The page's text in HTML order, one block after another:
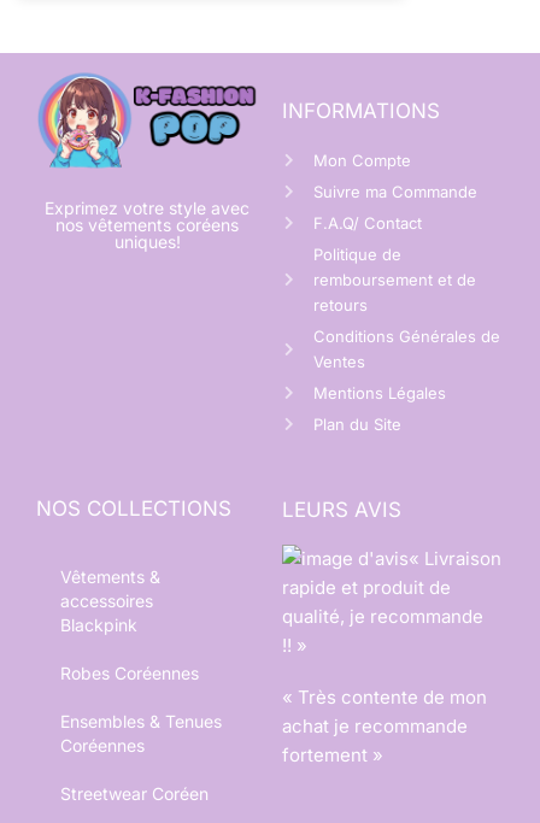
Exprimez votre style avec
nos vêtements coréens
uniques!
INFORMATIONS
Mon Compte
Suivre ma Commande
F.A.Q/ Contact
Politique de
remboursement et de
retours
Conditions Générales de
Ventes
Mentions Légales
Plan du Site
NOS COLLECTIONS
Vêtements &
accessoires
Blackpink
Robes Coréennes
Ensembles & Tenues
Coréennes
Streetwear Coréen
LEURS AVIS
« Livraison
rapide et produit de
qualité, je recommande
!! »
« Très contente de mon
achat je recommande
fortement »